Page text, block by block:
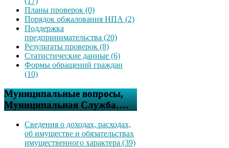
Планы проверок (0)
Порядок обжалования НПА (2)
Поддержка
предпринимательства (20)
Результаты проверок (8)
Статистические данные (6)
Формы обращений граждан
(10)
Муниципальные вопросы,
Муниципальная Служба….
Сведения о доходах, расходах,
об имуществе и обязательствах
имущественного характера (39)